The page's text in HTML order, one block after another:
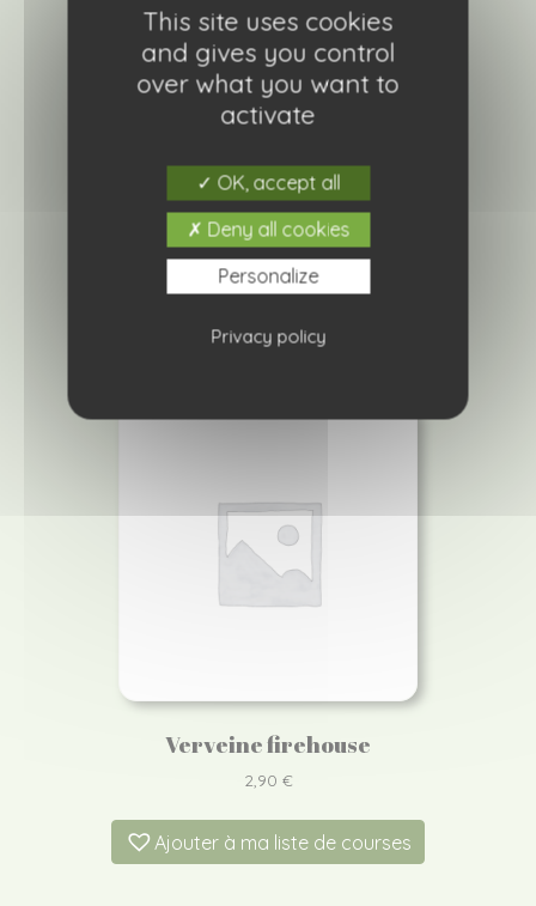
Sauge rockin’ fuchsia
4,20 €
Ajouter à ma liste de courses
Verveine firehouse
2,90 €
Ajouter à ma liste de courses
This site uses cookies
and gives you control
over what you want to
activate
OK, accept all
Deny all cookies
Personalize
Privacy policy